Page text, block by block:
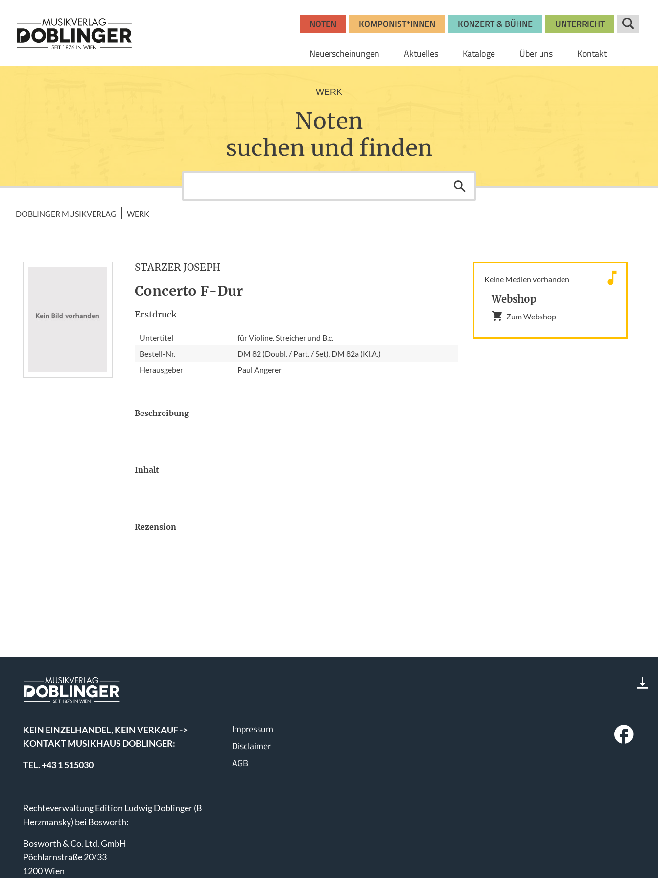
NOTEN KOMPONIST*INNEN KONZERT & BÜHNE UNTERRICHT
Neuerscheinungen Aktuelles Kataloge Über uns Kontakt
WERK
Noten
suchen und finden
DOBLINGER MUSIKVERLAG WERK
STARZER JOSEPH
Concerto F-Dur
Erstdruck
Untertitel
für Violine, Streicher und B.c.
Bestell-Nr.
DM 82 (Doubl. / Part. / Set), DM 82a (Kl.A.)
Herausgeber
Paul Angerer
Keine Medien vorhanden
Webshop
Zum Webshop
Beschreibung
Inhalt
Rezension
KEIN EINZELHANDEL, KEIN VERKAUF ->
KONTAKT MUSIKHAUS DOBLINGER:
TEL. +43 1 515030
Rechteverwaltung Edition Ludwig Doblinger (B
Herzmansky) bei Bosworth:
Bosworth & Co. Ltd. GmbH
Pöchlarnstraße 20/33
1200 Wien
Impressum
Disclaimer
AGB